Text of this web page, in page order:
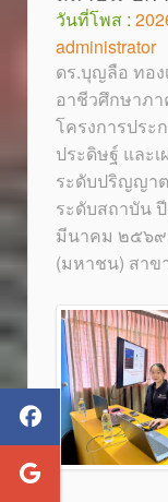
วันที่โพส :
administrator
ดร.บุญลือ ทอง
อาชีวศึกษาภา
โครงการประ
ประดิษฐ์ และ
ระดับปริญญา
ระดับสถาบัน
มีนาคม ๒๕๖๙
(มหาชน) สาข